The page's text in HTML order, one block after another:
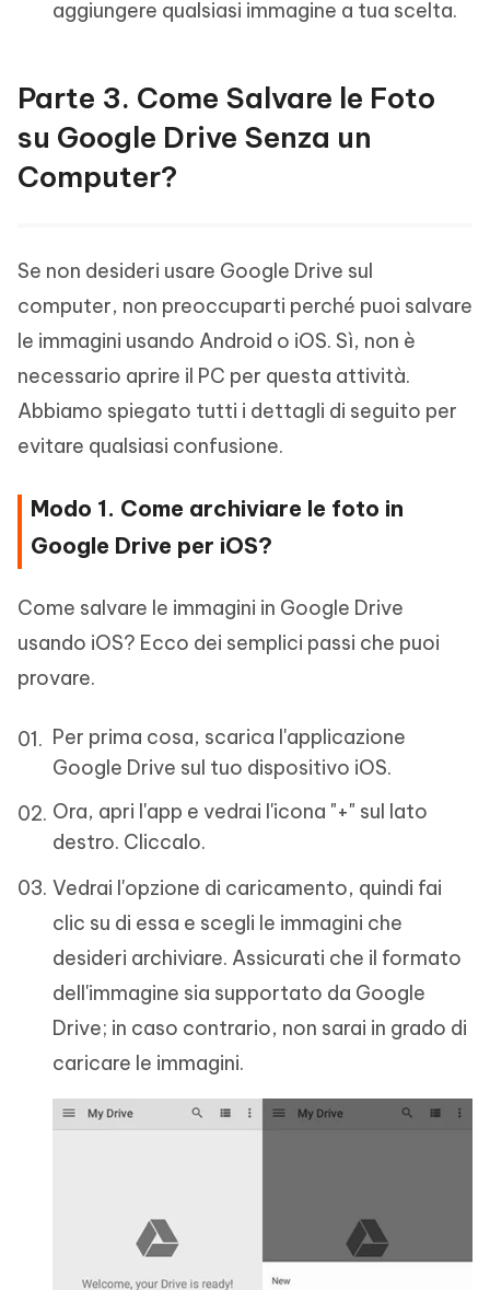
aggiungere qualsiasi immagine a tua scelta.
Parte 3. Come Salvare le Foto
su Google Drive Senza un
Computer?
Se non desideri usare Google Drive sul
computer, non preoccuparti perché puoi salvare
le immagini usando Android o iOS. Sì, non è
necessario aprire il PC per questa attività.
Abbiamo spiegato tutti i dettagli di seguito per
evitare qualsiasi confusione.
Modo 1. Come archiviare le foto in
Google Drive per iOS?
Come salvare le immagini in Google Drive
usando iOS? Ecco dei semplici passi che puoi
provare.
Per prima cosa, scarica l'applicazione
Google Drive sul tuo dispositivo iOS.
Ora, apri l'app e vedrai l'icona "+" sul lato
destro. Cliccalo.
Vedrai l'opzione di caricamento, quindi fai
clic su di essa e scegli le immagini che
desideri archiviare. Assicurati che il formato
dell'immagine sia supportato da Google
Drive; in caso contrario, non sarai in grado di
caricare le immagini.